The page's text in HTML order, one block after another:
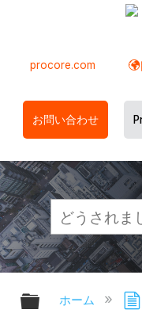
procore.com
お問い合わせ
グローバ
ホーム